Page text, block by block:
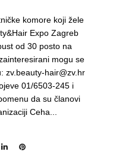
komore koji žele
Expo Zagreb
od 30 posto na
mogu se
zv.beauty-hair@zv.hr
01/6503-245 i
da su članovi
Ceha...